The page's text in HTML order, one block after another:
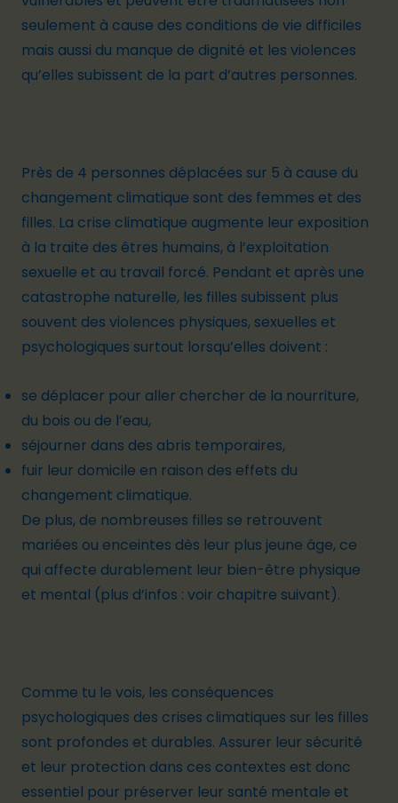
seulement à cause des conditions de vie difficiles
mais aussi du manque de dignité et les violences
qu’elles subissent de la part d’autres personnes.
Près de 4 personnes déplacées sur 5 à cause du
changement climatique sont des femmes et des
filles. La crise climatique augmente leur exposition
à la traite des êtres humains, à l’exploitation
sexuelle et au travail forcé. Pendant et après une
catastrophe naturelle, les filles subissent plus
souvent des violences physiques, sexuelles et
psychologiques surtout lorsqu’elles doivent :
se déplacer pour aller chercher de la nourriture,
du bois ou de l’eau,
séjourner dans des abris temporaires,
fuir leur domicile en raison des effets du
changement climatique.
De plus, de nombreuses filles se retrouvent
mariées ou enceintes dès leur plus jeune âge, ce
qui affecte durablement leur bien-être physique
et mental (plus d’infos : voir chapitre suivant).
Comme tu le vois, les conséquences
psychologiques des crises climatiques sur les filles
sont profondes et durables. Assurer leur sécurité
et leur protection dans ces contextes est donc
essentiel pour préserver leur santé mentale et